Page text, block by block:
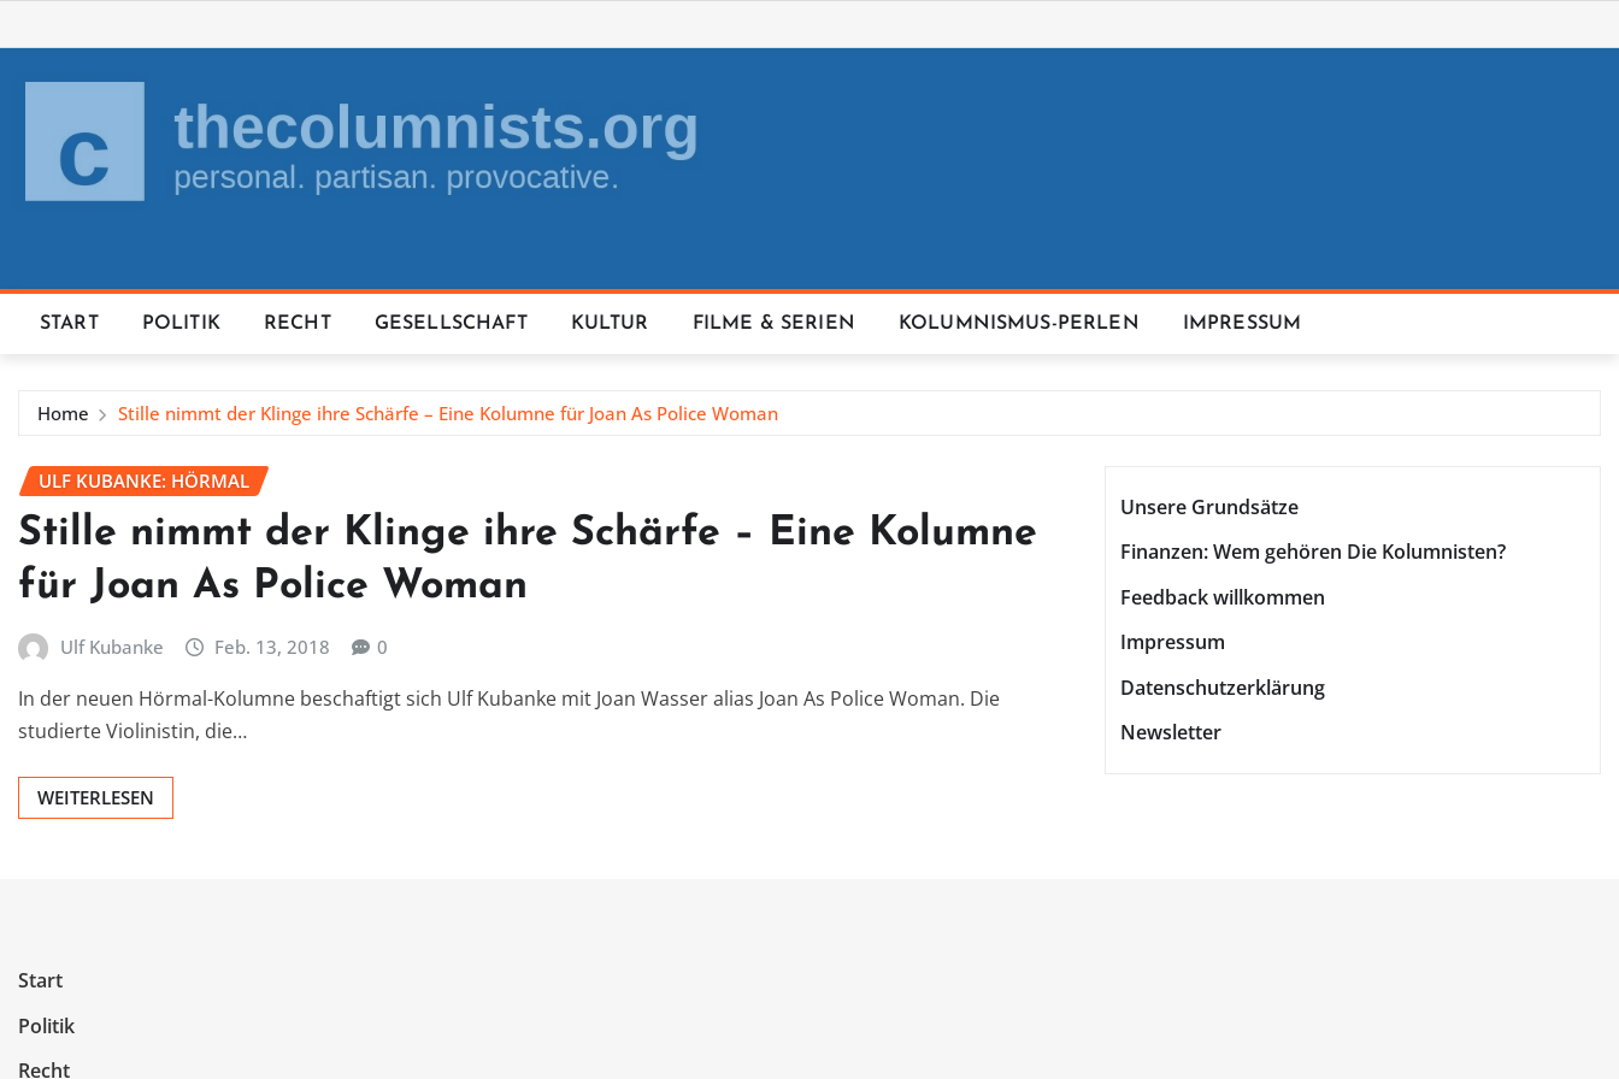
to
content
START POLITIK RECHT GESELLSCHAFT KULTUR FILME & SERIEN KOLUMNISMUS-PERLEN IMPRESSUM
Home Stille nimmt der Klinge ihre Schärfe – Eine Kolumne für Joan As Police Woman
ULF KUBANKE: HÖRMAL
Stille nimmt der Klinge ihre Schärfe – Eine Kolumne
für Joan As Police Woman
Ulf Kubanke Feb. 13, 2018 0
In der neuen Hörmal-Kolumne beschaftigt sich Ulf Kubanke mit Joan Wasser alias Joan As Police Woman. Die
studierte Violinistin, die…
WEITERLESEN
Unsere Grundsätze
Finanzen: Wem gehören Die Kolumnisten?
Feedback willkommen
Impressum
Datenschutzerklärung
Newsletter
Start
Politik
Recht